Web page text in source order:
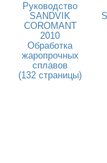
Руководство
SANDVIK
COROMANT
2010
Обработка
жаропрочных
сплавов
(132 страницы)